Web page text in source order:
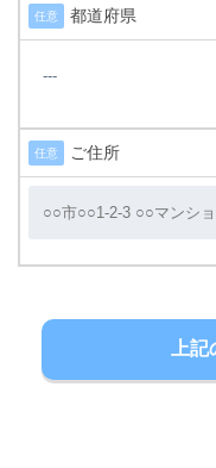
任意 都道府県
任意 ご住所